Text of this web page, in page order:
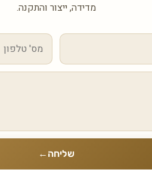
מדידה, ייצור והתקנה.
שליחה ←